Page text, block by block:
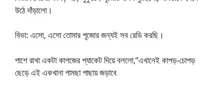
উঠে দাঁড়ালো।
বিভা: এসো, এসো তোমার পূজোর জন্যই সব রেডি করছি।
পাশে রাখা একটা কাগজের প্যাকেট দিয়ে বললো,”এখানেই কাপড়-চোপড়
ছেড়ে এই একখানা গামছা পাছায় জড়াবে